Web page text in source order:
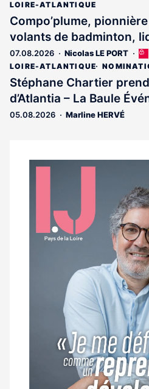
LOIRE-ATLANTIQUE
Compo’plume,
volants de badminton,
07.08.2026 Nicolas LE PORT
Cet
est
LOIRE-ATLANTIQUE
Stéphane Chartier
d’Atlantia – La Baule
05.08.2026 Marline HERVÉ
Notre
magazine